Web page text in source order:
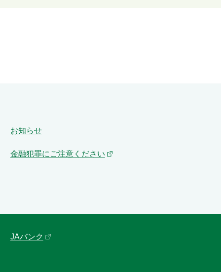
お知らせ
金融犯罪にご注意ください
JAバンク